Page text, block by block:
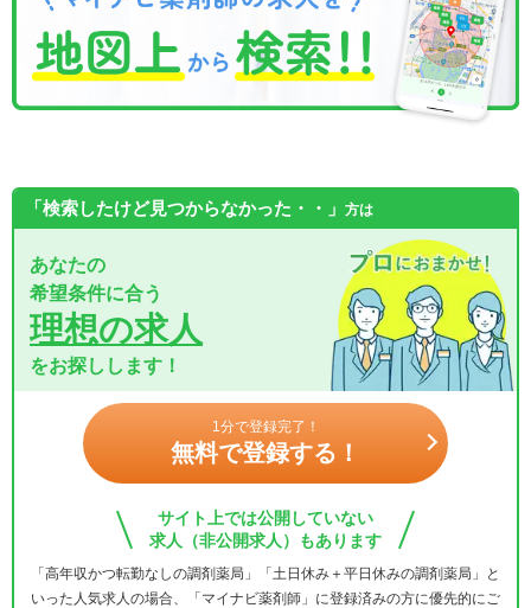
「検索したけど見つからなかった・・」 方は
あなたの
希望条件に合う
理想の求人
をお探しします！
1分で登録完了！
無料で登録する！
サイト上では公開していない
求人（非公開求人）もあります
「高年収かつ転勤なしの調剤薬局」「土日休み＋平日休みの調剤薬局」と
いった人気求人の場合、「マイナビ薬剤師」に登録済みの方に優先的にご